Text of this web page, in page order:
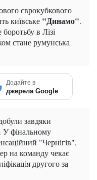
єврокубкового
київське "Динамо".
в Лізі
стане румунська
Додайте в
джерела Google
завдяки
У фінальному
"Чернігів",
на команду чекає
другого за